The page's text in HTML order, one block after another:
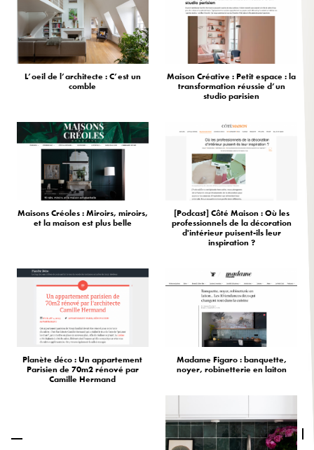
L’oeil de l’architecte : C’est un
comble
Maison Créative : Petit espace : la
transformation réussie d’un
studio parisien
Maisons Créoles : Miroirs, miroirs,
et la maison est plus belle
[Podcast] Côté Maison : Où les
professionnels de la décoration
d'intérieur puisent-ils leur
inspiration ?
Planète déco : Un appartement
Parisien de 70m2 rénové par
Camille Hermand
Madame Figaro : banquette,
noyer, robinetterie en laiton